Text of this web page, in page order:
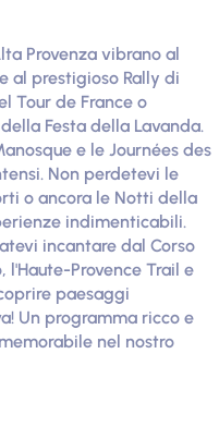
Provenza vibrano al
al prestigioso Rally di
Tour de France o
Festa della Lavanda.
e le Journées des
Non perdetevi le
o ancora le Notti della
indimenticabili.
incantare dal Corso
Provence Trail e
paesaggi
Un programma ricco e
nel nostro